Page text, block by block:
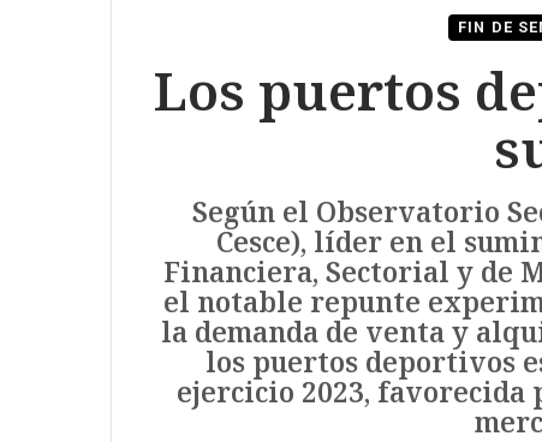
FIN DE
Los puertos
Según el Observatorio
Cesce), líder en el
Financiera, Sectorial y de
el notable repunte
la demanda de venta y
los puertos deportivos
ejercicio 2023,